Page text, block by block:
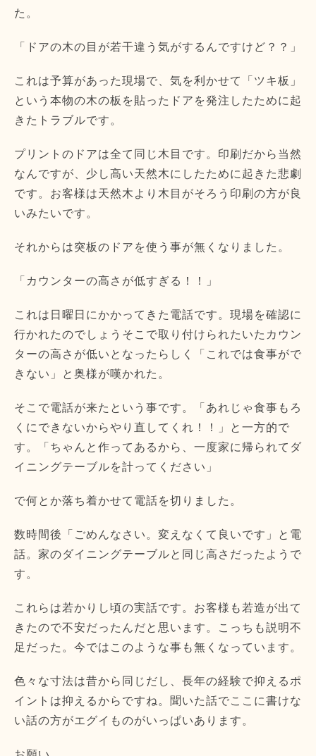
た。
「ドアの木の目が若干違う気がするんですけど？？」
これは予算があった現場で、気を利かせて「ツキ板」
という本物の木の板を貼ったドアを発注したために起
きたトラブルです。
プリントのドアは全て同じ木目です。印刷だから当然
なんですが、少し高い天然木にしたために起きた悲劇
です。お客様は天然木より木目がそろう印刷の方が良
いみたいです。
それからは突板のドアを使う事が無くなりました。
「カウンターの高さが低すぎる！！」
これは日曜日にかかってきた電話です。現場を確認に
行かれたのでしょうそこで取り付けられたいたカウン
ターの高さが低いとなったらしく「これでは食事がで
きない」と奥様が嘆かれた。
そこで電話が来たという事です。「あれじゃ食事もろ
くにできないからやり直してくれ！！」と一方的で
す。「ちゃんと作ってあるから、一度家に帰られてダ
イニングテーブルを計ってください」
で何とか落ち着かせて電話を切りました。
数時間後「ごめんなさい。変えなくて良いです」と電
話。家のダイニングテーブルと同じ高さだったようで
す。
これらは若かりし頃の実話です。お客様も若造が出て
きたので不安だったんだと思います。こっちも説明不
足だった。今ではこのような事も無くなっています。
色々な寸法は昔から同じだし、長年の経験で抑えるポ
イントは抑えるからですね。聞いた話でここに書けな
い話の方がエグイものがいっぱいあります。